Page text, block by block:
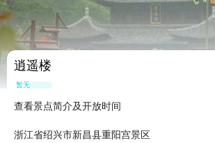
逍遥楼
暂无点评
查看景点简介及开放时间
浙江省绍兴市新昌县重阳宫景区